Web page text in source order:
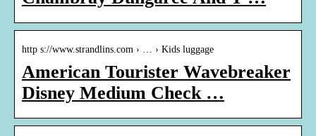
http s://www.strandlins.com › … › Kids luggage
American Tourister Wavebreaker
Disney Medium Check …